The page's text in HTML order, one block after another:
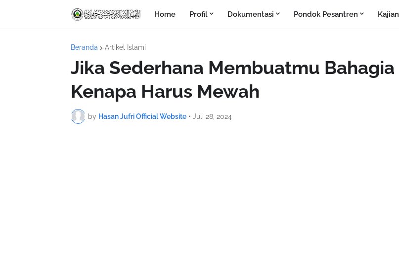
Home Profil Dokumentasi Pondok Pesantren Kajian
Beranda Artikel Islami
Jika Sederhana Membuatmu Bahagia
Kenapa Harus Mewah
by Hasan Jufri Official Website • Juli 28, 2024